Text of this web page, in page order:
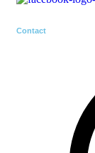
Contact